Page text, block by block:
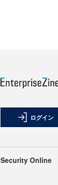
ログイン
Security Online